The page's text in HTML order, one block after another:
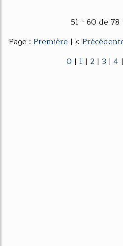
51 - 60 de
Page : Première | <
0 | 1 | 2 | 3 | 4 |